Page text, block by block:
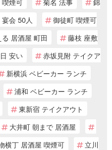
会 50人
御徒町 喫煙可
居酒屋 町田
藤枝 座敷
安い
赤坂見附 テイクア
新横浜 ベビーカー ランチ
浦和 ベビーカー ランチ
東新宿 テイクアウト
大井町 朝まで 居酒屋
横丁 居酒屋 喫煙可
立川